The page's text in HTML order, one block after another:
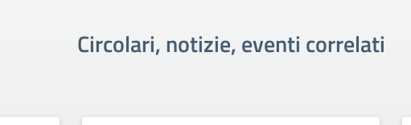
Circolari, notizie, eventi correlati